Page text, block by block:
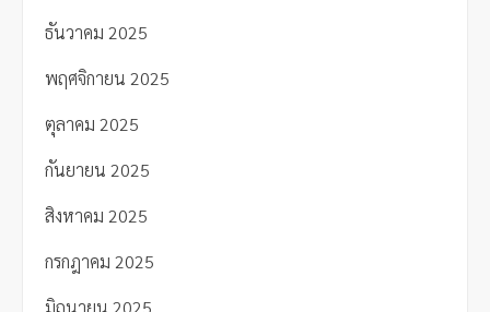
ธันวาคม 2025
พฤศจิกายน 2025
ตุลาคม 2025
กันยายน 2025
สิงหาคม 2025
กรกฎาคม 2025